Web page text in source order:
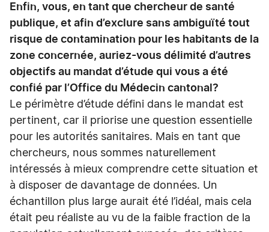
Enfin, vous, en tant que chercheur de santé
publique, et afin d’exclure sans ambiguïté tout
risque de contamination pour les habitants de la
zone concernée, auriez-vous délimité d’autres
objectifs au mandat d’étude qui vous a été
confié par l’Office du Médecin cantonal?
Le périmètre d’étude défini dans le mandat est
pertinent, car il priorise une question essentielle
pour les autorités sanitaires. Mais en tant que
chercheurs, nous sommes naturellement
intéressés à mieux comprendre cette situation et
à disposer de davantage de données. Un
échantillon plus large aurait été l’idéal, mais cela
était peu réaliste au vu de la faible fraction de la